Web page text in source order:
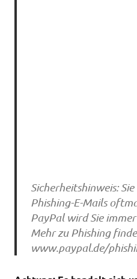
Sicherheitshinweis:
Phishing-E-Mails
PayPal wird Sie
Mehr zu Phishing
www.paypal.de/